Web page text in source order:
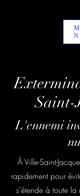
Saint-
L'ennemi
À Ville-Saint-
rapidement pour
s'étende à toute